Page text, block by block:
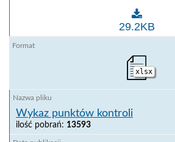
Approved control points29.2KB
xlsx
Wykaz punktów kontroli
ilość pobrań: 13593